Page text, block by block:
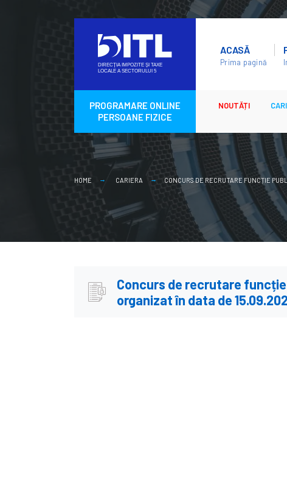
content
ACASĂ
Prima pagină
PROGRAMARE ONLINE
PERSOANE FIZICE
NOUTĂȚI
HOME CARIERA CONCURS DE RECRUTARE FUNCȚIE
Concurs de recrutare
organizat în data de